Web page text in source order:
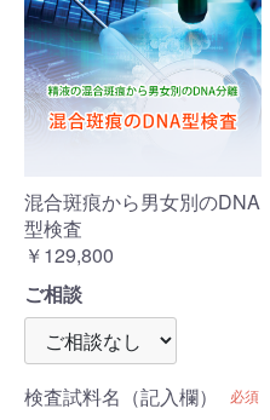
混合斑痕から男女別のDNA
型検査
￥129,800
ご相談
検査試料名（記入欄） 必須